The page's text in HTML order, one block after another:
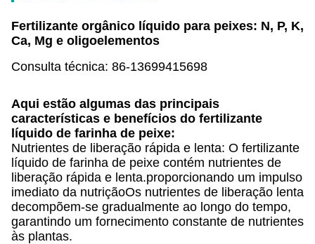
Fertilizante orgânico líquido para peixes: N, P, K,
Ca, Mg e oligoelementos
Consulta técnica: 86-13699415698
Aqui estão algumas das principais
características e benefícios do fertilizante
líquido de farinha de peixe:
Nutrientes de liberação rápida e lenta: O fertilizante
líquido de farinha de peixe contém nutrientes de
liberação rápida e lenta.proporcionando um impulso
imediato da nutriçãoOs nutrientes de liberação lenta
decompõem-se gradualmente ao longo do tempo,
garantindo um fornecimento constante de nutrientes
às plantas.